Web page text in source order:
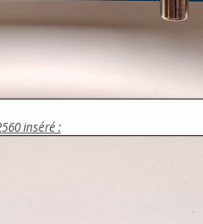
inséré :